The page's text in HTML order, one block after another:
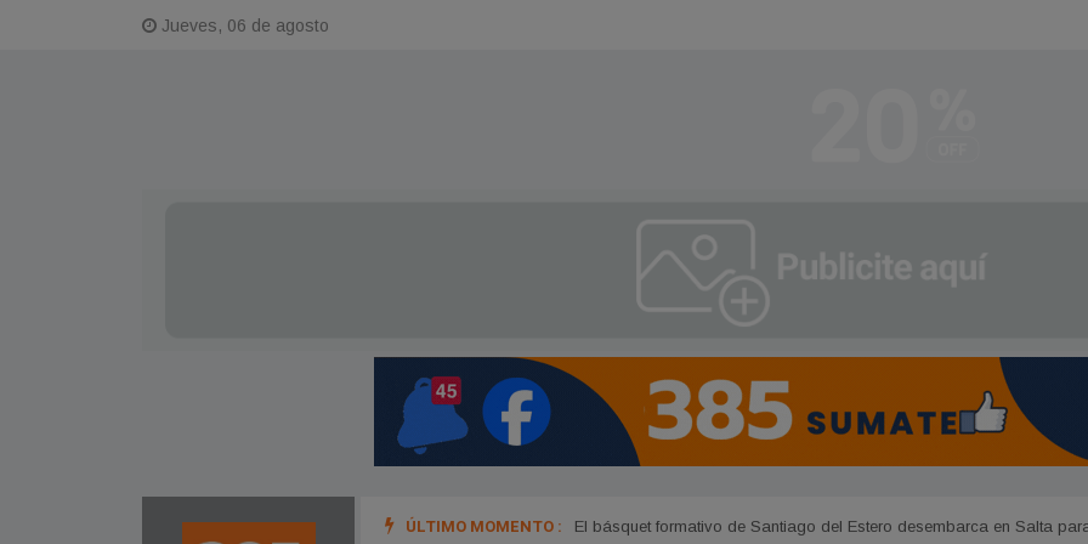
Jueves, 06 de agosto
ÚLTIMO MOMENTO : RVM desembarca con protagonismo y equipo de lujo en el Rally Raid